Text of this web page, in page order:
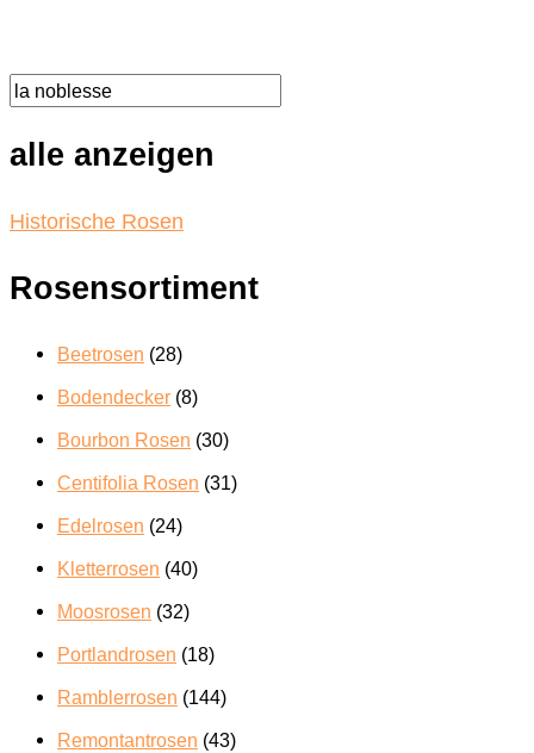
alle anzeigen
Historische Rosen
Rosensortiment
Beetrosen (28)
Bodendecker (8)
Bourbon Rosen (30)
Centifolia Rosen (31)
Edelrosen (24)
Kletterrosen (40)
Moosrosen (32)
Portlandrosen (18)
Ramblerrosen (144)
Remontantrosen (43)
Optionen
können
auf
Produktseite
werden